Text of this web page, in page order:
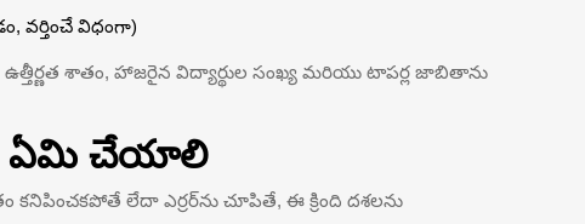
వర్తించే విధంగా)
శాతం, హాజరైన విద్యార్థుల సంఖ్య మరియు టాపర్ల జాబితాను
ఏమి చేయాలి
లేదా ఎర్రర్‌ను చూపితే, ఈ క్రింది దశలను